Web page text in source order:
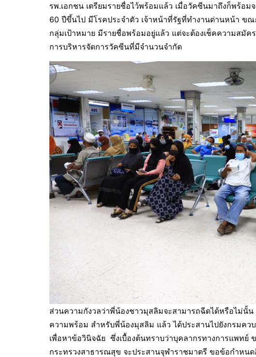
รพ.เอกชน เตรียมรายชื่อไว้พร้อมแล้ว เมื่อวัคซีนมาถึงก็พร้อ
60 ปีขึ้นไป มีโรคประจำตัว เจ้าหน้าที่รัฐที่ทำงานด่านหน้า ข
กลุ่มเป้าหมาย มีรายชื่อพร้อมอยู่แล้ว แต่จะต้องเช็คความสมัค
การบริหารจัดการวัคซีนที่มีจำนวนจำกัด
ส่วนความกังวลว่าพี่น้องชาวมุสลิมจะสามารถฉีดได้หรือไม่นั้
ความพร้อม สำหรับพี่น้องมุสลิม แล้ว ได้ประสานไปยังกรมคว
เพื่อหาข้อวินิจฉัย ซึ่งเบื้องต้นทราบว่าบุคลากรทางการแพทย์
กระทรวงสาธารณสุข จะประสานจุฬาราชมาตรี ขอข้อกำหน